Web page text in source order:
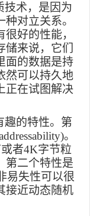
技术，是因为
对立关系。
好的性能，
储来说，它们
面的数据是持
然可以持久地
正在试图解决
趣的特性。第
。
者4K字节粒
第二个特性是
易失性可以很
接近动态随机